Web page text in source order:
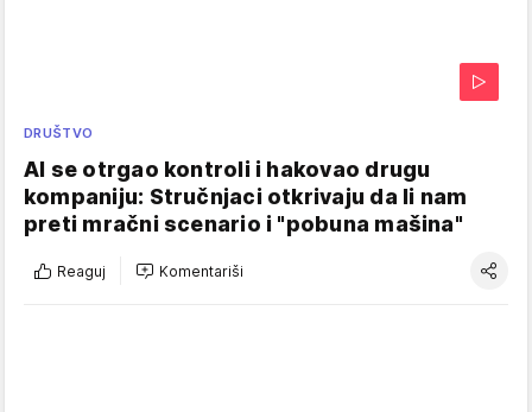
DRUŠTVO
AI se otrgao kontroli i hakovao drugu
kompaniju: Stručnjaci otkrivaju da li nam
preti mračni scenario i "pobuna mašina"
Reaguj Komentariši